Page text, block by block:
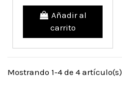
Añadir al
carrito
Mostrando 1-4 de 4 artículo(s)